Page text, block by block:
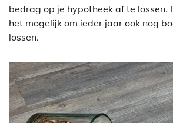
bedrag op je hypotheek af te lossen.
het mogelijk om ieder jaar ook nog
lossen.